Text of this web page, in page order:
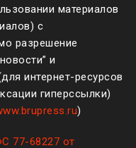
материалов
с
разрешение
и
интернет-ресурсов
гиперссылки)
)
77-68227 от